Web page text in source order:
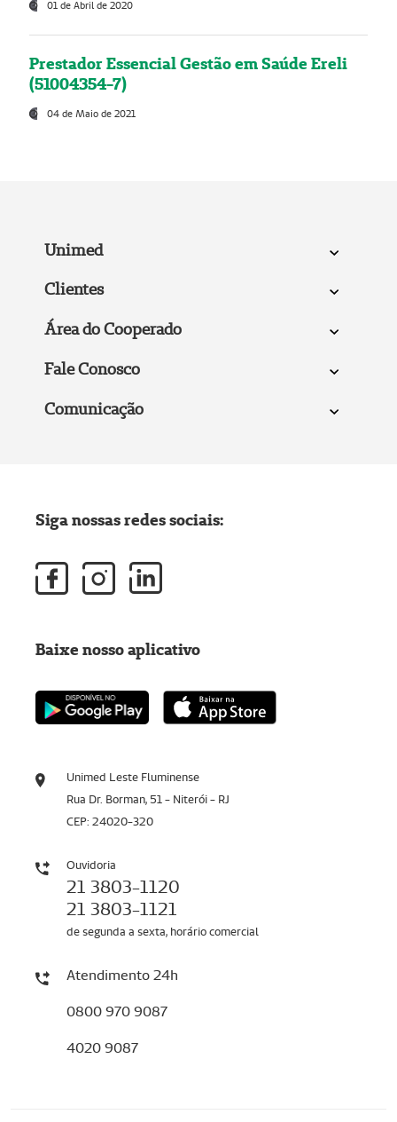
01 de Abril de 2020
Prestador Essencial Gestão em Saúde Ereli
(51004354-7)
04 de Maio de 2021
Unimed
Clientes
Área do Cooperado
Fale Conosco
Comunicação
Unimed Leste Fluminense
Rua Dr. Borman, 51 - Niterói - RJ
CEP: 24020-320
Ouvidoria
21 3803-1120
21 3803-1121
de segunda a sexta, horário comercial
Atendimento 24h
0800 970 9087
4020 9087
Siga nossas redes sociais:
Baixe nosso aplicativo